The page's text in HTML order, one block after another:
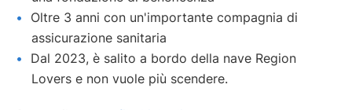
Oltre 3 anni con un'importante compagnia di
assicurazione sanitaria
Dal 2023, è salito a bordo della nave Region
Lovers e non vuole più scendere.